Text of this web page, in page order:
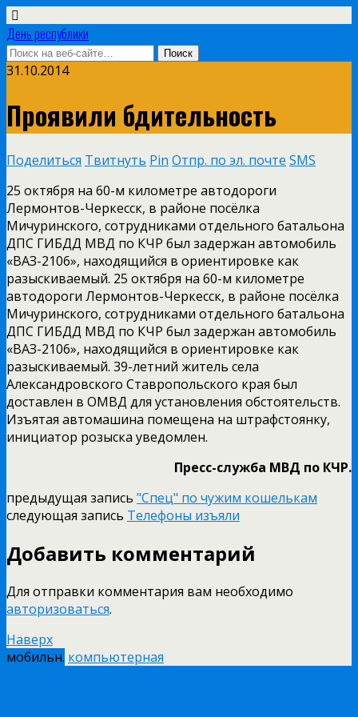
День республики
31.10.2014
Проявили бдительность
Поделиться Твитнуть Pin Отпр. по эл. почте SMS
25 октября на 60­-м километре автодороги
Лермонтов­-Черкесск, в районе посёлка
Мичуринского, сотрудниками отдельного батальона
ДПС ГИБДД МВД по КЧР был задержан автомобиль
«ВАЗ­-2106», находящийся в ориентировке как
разыскиваемый. 25 октября на 60­-м километре
автодороги Лермонтов­-Черкесск, в районе посёлка
Мичуринского, сотрудниками отдельного батальона
ДПС ГИБДД МВД по КЧР был задержан автомобиль
«ВАЗ­-2106», находящийся в ориентировке как
разыскиваемый. 39­-летний житель села
Александровского Ставропольского края был
доставлен в ОМВД для установления обстоятельств.
Изъятая автомашина помещена на штрафстоянку,
инициатор розыска уведомлен.
Пресс-­служба МВД по КЧР.
предыдущая запись "Спец" по чужим кошелькам
следующая запись Телефоны изъяли
Добавить комментарий
Для отправки комментария вам необходимо
авторизоваться.
Наверх
мобильн. компьютерная